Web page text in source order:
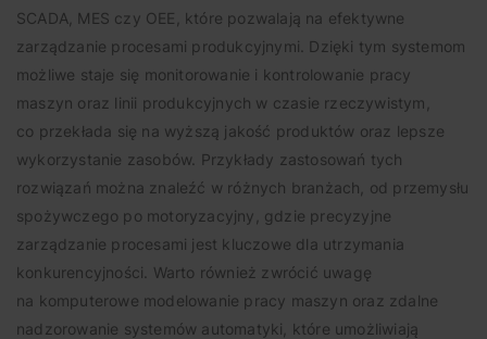
SCADA, MES czy OEE, które pozwalają na efektywne
zarządzanie procesami produkcyjnymi. Dzięki tym systemom
możliwe staje się monitorowanie i kontrolowanie pracy
maszyn oraz linii produkcyjnych w czasie rzeczywistym,
co przekłada się na wyższą jakość produktów oraz lepsze
wykorzystanie zasobów. Przykłady zastosowań tych
rozwiązań można znaleźć w różnych branżach, od przemysłu
spożywczego po motoryzacyjny, gdzie precyzyjne
zarządzanie procesami jest kluczowe dla utrzymania
konkurencyjności. Warto również zwrócić uwagę
na komputerowe modelowanie pracy maszyn oraz zdalne
nadzorowanie systemów automatyki, które umożliwiają